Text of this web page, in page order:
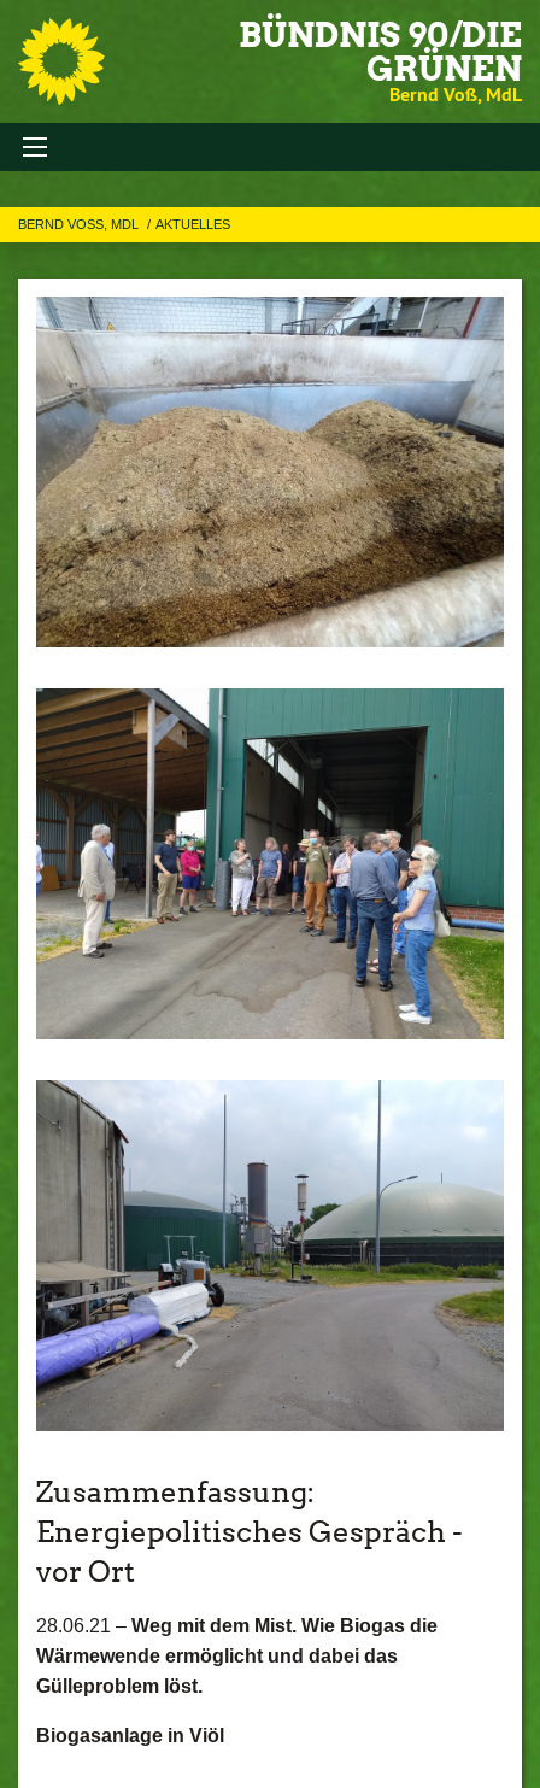
BÜNDNIS 90/DIE
GRÜNEN
Bernd Voß, MdL
BERND VOSS, MDL AKTUELLES
Zusammenfassung:
Energiepolitisches Gespräch -
vor Ort
28.06.21 – Weg mit dem Mist. Wie Biogas die
Wärmewende ermöglicht und dabei das
Gülleproblem löst.
Biogasanlage in Viöl